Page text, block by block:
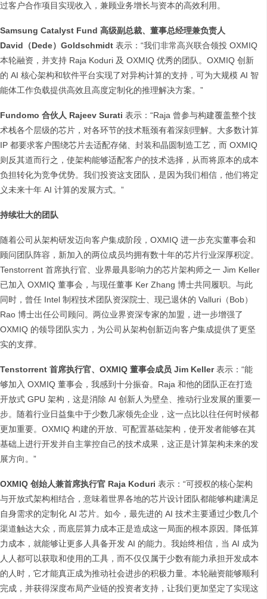
过客户合作项目实现收入，兼顾业务增长与资本的高效利用。
Samsung Catalyst Fund 高级副总裁、董事总经理兼负责人
David（Dede）Goldschmidt 表示：“我们非常高兴联合领投 OXMIQ
本轮融资，并支持 Raja Koduri 及 OXMIQ 优秀的团队。OXMIQ 创新
的 AI 核心架构和软件平台实现了对异构计算的支持，可为大规模 AI 智
能体工作负载提供高效且高度定制化的推理解决方案。”
Fundomo 合伙人 Rajeev Surati 表示：“Raja 曾参与构建覆盖整个技
术栈各个层级的芯片，对各环节的技术瓶颈有着深刻理解。大多数计算
IP 都要求客户围绕芯片去适配存储、封装和晶圆制造工艺，而 OXMIQ
则反其道而行之，使架构能够适配客户的技术选择，从而将原本的成本
负担转化为竞争优势。我们投资这支团队，是因为我们相信，他们将定
义未来十年 AI 计算的发展方式。”
持续壮大的团队
随着公司从架构研发迈向客户集成阶段，OXMIQ 进一步充实董事会和
顾问团队阵容，新加入的两位成员均拥有数十年的芯片行业深厚积淀。
Tenstorrent 首席执行官、业界最具影响力的芯片架构师之一 Jim Keller
已加入 OXMIQ 董事会，与现任董事 Ker Zhang 博士共同履职。与此
同时，曾任 Intel 制程技术团队资深院士、现已退休的 Valluri（Bob）
Rao 博士出任公司顾问。两位业界资深专家的加盟，进一步增强了
OXMIQ 的领导团队实力，为公司从架构创新迈向客户集成提供了更坚
实的支撑。
Tenstorrent 首席执行官、OXMIQ 董事会成员 Jim Keller表示：“能
够加入 OXMIQ 董事会，我感到十分振奋。Raja 和他的团队正在打造
开放式 GPU 架构，这是消除 AI 创新人为壁垒、推动行业发展的重要一
步。随着行业日益集中于少数几家领先企业，这一点比以往任何时候都
更加重要。OXMIQ 构建的开放、可配置基础架构，使开发者能够在其
基础上进行开发并自主掌控自己的技术成果，这正是计算架构未来的发
展方向。”
OXMIQ 创始人兼首席执行官 Raja Koduri 表示：“可授权的核心架构
与开放式架构相结合，意味着世界各地的芯片设计团队都能够构建满足
自身需求的定制化 AI 芯片。如今，最先进的 AI 技术主要通过少数几个
渠道触达大众，而底层算力成本正是造成这一局面的根本原因。降低算
力成本，就能够让更多人具备开发 AI 的能力。我始终相信，当 AI 成为
人人都可以获取和使用的工具，而不仅仅属于少数有能力承担开发成本
的人时，它才能真正成为推动社会进步的积极力量。本轮融资能够顺利
完成，并获得深度布局产业链的投资者支持，让我们更加坚定了实现这